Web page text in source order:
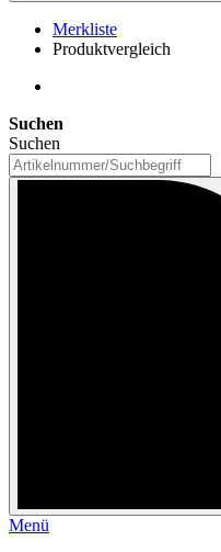
Merkliste
Produktvergleich
Suchen
Suchen
Menü